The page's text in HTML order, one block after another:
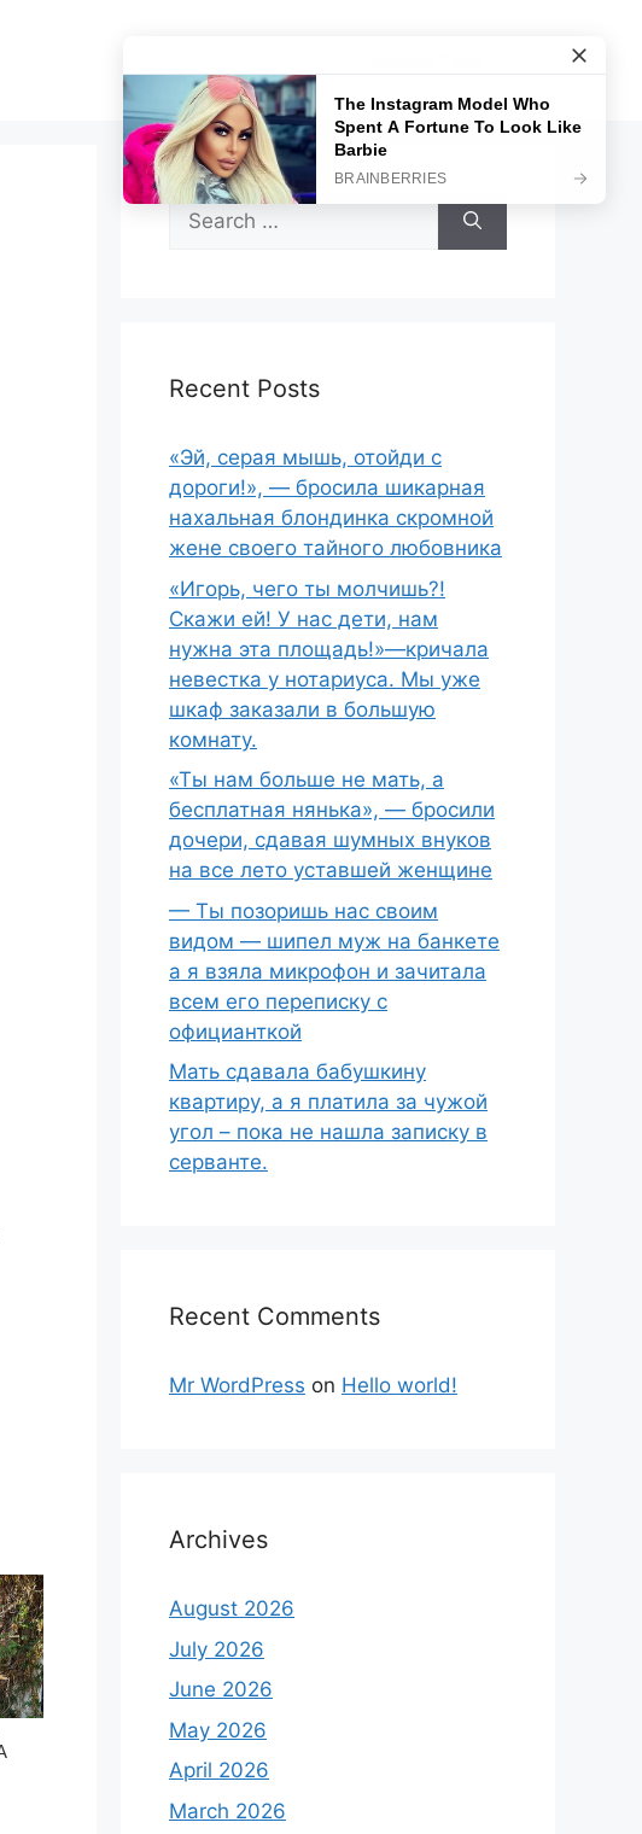
Search
for:
Recent Posts
«Эй, серая мышь, отойди с
дороги!», — бросила шикарная
нахальная блондинка скромной
жене своего тайного любовника
«Игорь, чего ты молчишь?!
Скажи ей! У нас дети, нам
нужна эта площадь!»—кричала
невестка у нотариуса. Мы уже
шкаф заказали в большую
комнату.
«Ты нам больше не мать, а
бесплатная нянька», — бросили
дочери, сдавая шумных внуков
на все лето уставшей женщине
— Ты позоришь нас своим
видом — шипел муж на банкете
а я взяла микрофон и зачитала
всем его переписку с
официанткой
Мать сдавала бабушкину
квартиру, а я платила за чужой
угол – пока не нашла записку в
серванте.
Recent Comments
Mr WordPress on Hello world!
Archives
August 2026
July 2026
June 2026
May 2026
April 2026
March 2026